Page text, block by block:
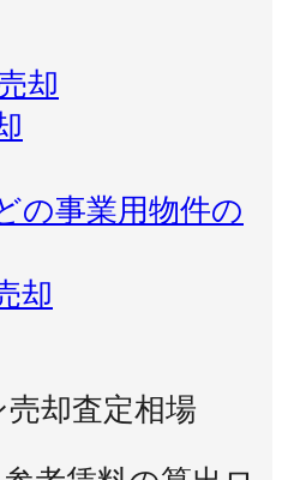
却
の事業用物件の
却
却査定相場